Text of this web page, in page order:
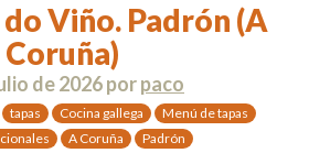
Viño. Padrón (A
Coruña)
de 2026porpaco
tapas Cocina gallega
Menú de tapas
A Coruña Padrón